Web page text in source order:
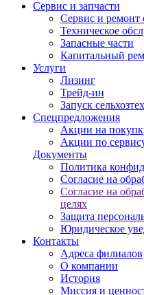
Сервис и запчасти
Сервис и ремонт
Техническое
Запасные части
Капитальный
Услуги
Лизинг
Трейд-ин
Запуск
Спецпредложения
Акции на
Акции по
Документы
Политика
Согласие на
Согласие на
целях
Защита
Юридическое
Контакты
Адреса филиалов
О компании
История
Миссия и